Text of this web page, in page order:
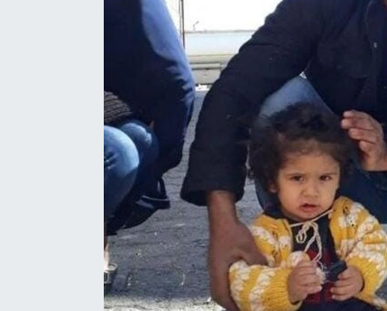
Resmi İlanlar